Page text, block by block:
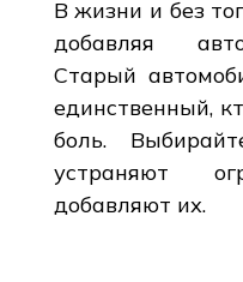
В жизни и без
добавляя
Старый
единственный,
боль.
устраняют
добавляют их.